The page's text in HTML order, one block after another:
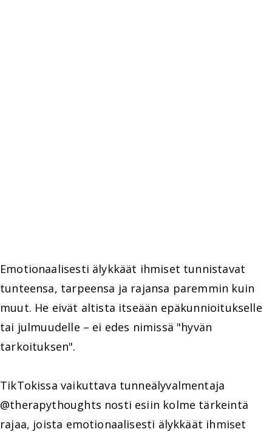
Emotionaalisesti älykkäät ihmiset tunnistavat
tunteensa, tarpeensa ja rajansa paremmin kuin
muut. He eivät altista itseään epäkunnioitukselle
tai julmuudelle – ei edes nimissä "hyvän
tarkoituksen".
TikTokissa vaikuttava tunneälyvalmentaja
@therapythoughts nosti esiin kolme tärkeintä
rajaa, joista emotionaalisesti älykkäät ihmiset